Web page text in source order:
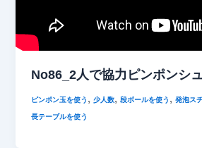
No86_2人で協力ピンポンシ
ピンポン玉を使う ,少人数,段ボールを使う ,発泡ス
長テーブルを使う